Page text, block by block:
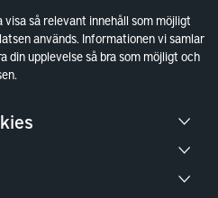
så relevant innehåll som möjligt
används. Informationen vi samlar
din upplevelse så bra som möjligt och